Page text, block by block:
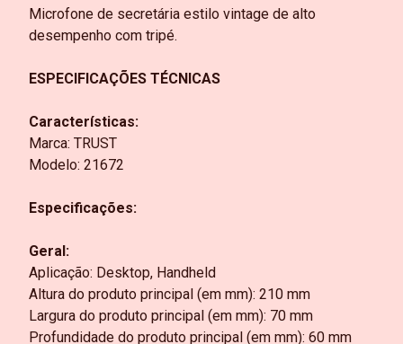
Microfone de secretária estilo vintage de alto
desempenho com tripé.
ESPECIFICAÇÕES TÉCNICAS
Características:
Marca: TRUST
Modelo: 21672
Especificações:
Geral:
Aplicação: Desktop, Handheld
Altura do produto principal (em mm): 210 mm
Largura do produto principal (em mm): 70 mm
Profundidade do produto principal (em mm): 60 mm